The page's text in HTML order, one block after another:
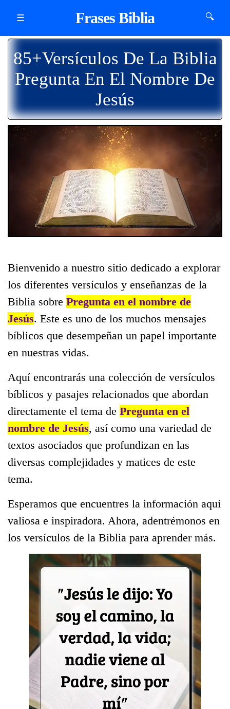
☰ Frases Biblia 🔍
85+Versículos De La Biblia
Pregunta En El Nombre De
Jesús
Bienvenido a nuestro sitio dedicado a explorar
los diferentes versículos y enseñanzas de la
Biblia sobre Pregunta en el nombre de
Jesús. Este es uno de los muchos mensajes
bíblicos que desempeñan un papel importante
en nuestras vidas.
Aquí encontrarás una colección de versículos
bíblicos y pasajes relacionados que abordan
directamente el tema de Pregunta en el
nombre de Jesús, así como una variedad de
textos asociados que profundizan en las
diversas complejidades y matices de este
tema.
Esperamos que encuentres la información aquí
valiosa e inspiradora. Ahora, adentrémonos en
los versículos de la Biblia para aprender más.